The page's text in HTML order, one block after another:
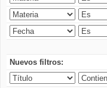
Nuevos filtros: